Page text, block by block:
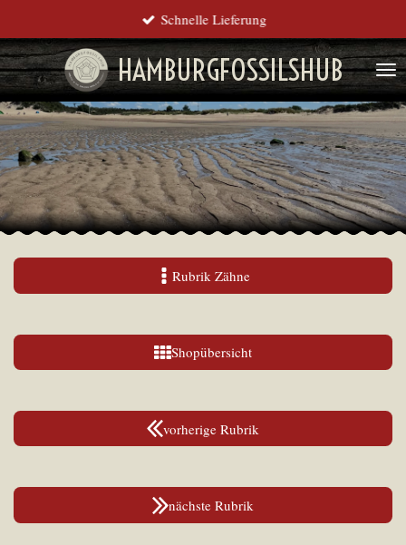
Hauptinhalt
springen
HAMBURGFOSSILSHUB
Schnelle Lieferung
Rubrik Zähne
Shopübersicht
vorherige Rubrik
nächste Rubrik